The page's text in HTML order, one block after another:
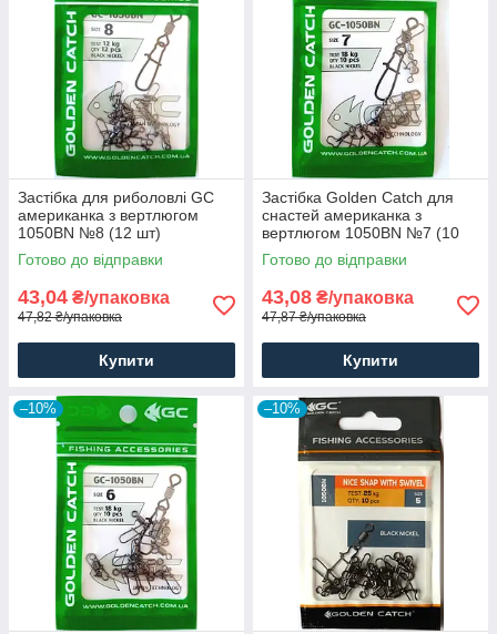
Застібка для риболовлі GC
американка з вертлюгом
1050BN №8 (12 шт)
Готово до відправки
43,04 ₴/упаковка
47,82 ₴/упаковка
Купити
Застібка Golden Catch для
снастей американка з
вертлюгом 1050BN №7 (10
шт)
Готово до відправки
43,08 ₴/упаковка
47,87 ₴/упаковка
Купити
–10% –10%